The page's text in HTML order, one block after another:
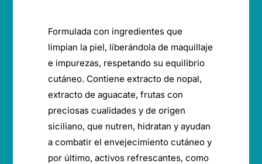
Formulada con ingredientes que
limpian la piel, liberándola de maquillaje
e impurezas, respetando su equilibrio
cutáneo. Contiene extracto de nopal,
extracto de aguacate, frutas con
preciosas cualidades y de origen
siciliano, que nutren, hidratan y ayudan
a combatir el envejecimiento cutáneo y
por último, activos refrescantes, como